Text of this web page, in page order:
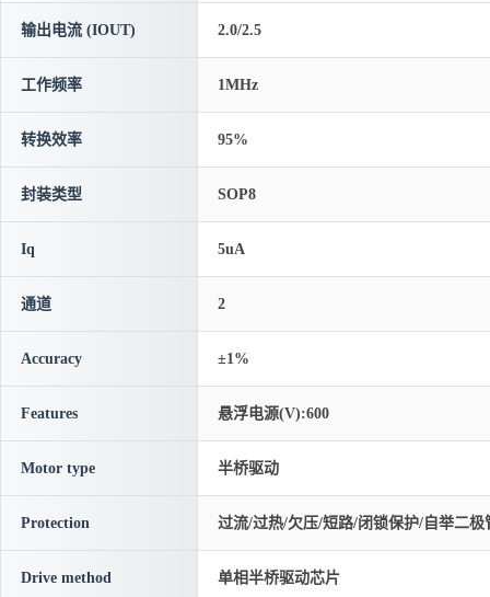
输出电流 (IOUT) 2.0/2.5
工作频率 1MHz
转换效率 95%
封装类型 SOP8
Iq 5uA
通道 2
Accuracy ±1%
Features 悬浮电源(V):600
Motor type 半桥驱动
Protection 过流/过热/欠压/短路/闭锁保护/自举二极
Drive method 单相半桥驱动芯片